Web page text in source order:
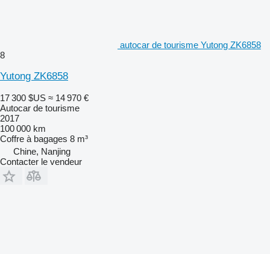
autocar de tourisme Yutong ZK6858
8
Yutong ZK6858
17 300 $US ≈ 14 970 €
Autocar de tourisme
2017
100 000 km
Coffre à bagages 8 m³
Chine, Nanjing
Contacter le vendeur